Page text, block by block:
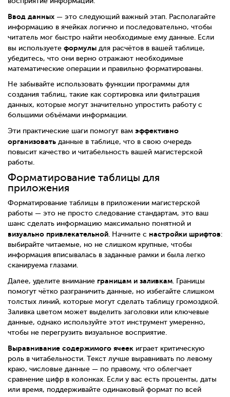
Ввод данных — это следующий важный этап. Располагайте
информацию в ячейках логично и последовательно, чтобы
читатель мог быстро найти необходимые ему данные. Если
вы используете формулы для расчётов в вашей таблице,
убедитесь, что они верно отражают необходимые
математические операции и правильно форматированы.
Не забывайте использовать функции программы для
создания таблиц, такие как сортировка или фильтрация
данных, которые могут значительно упростить работу с
большими объёмами информации.
Эти практические шаги помогут вам эффективно
организовать данные в таблице, что в свою очередь
повысит качество и читабельность вашей магистерской
работы.
Форматирование таблицы для
приложения
Форматирование таблицы в приложении магистерской
работы — это не просто следование стандартам, это ваш
шанс сделать информацию максимально понятной и
визуально привлекательной. Начните с настройки шрифтов:
выбирайте читаемые, но не слишком крупные, чтобы
информация вписывалась в заданные рамки и была легко
сканируема глазами.
Далее, уделите внимание границам и заливкам. Границы
помогут чётко разграничить данные, но избегайте слишком
толстых линий, которые могут сделать таблицу громоздкой.
Заливка цветом может выделить заголовки или ключевые
данные, однако используйте этот инструмент умеренно,
чтобы не перегрузить визуальное восприятие.
Выравнивание содержимого ячеек играет критическую
роль в читабельности. Текст лучше выравнивать по левому
краю, числовые данные — по правому, что облегчает
сравнение цифр в колонках. Если у вас есть проценты, даты
или время, поддерживайте одинаковый формат по всей